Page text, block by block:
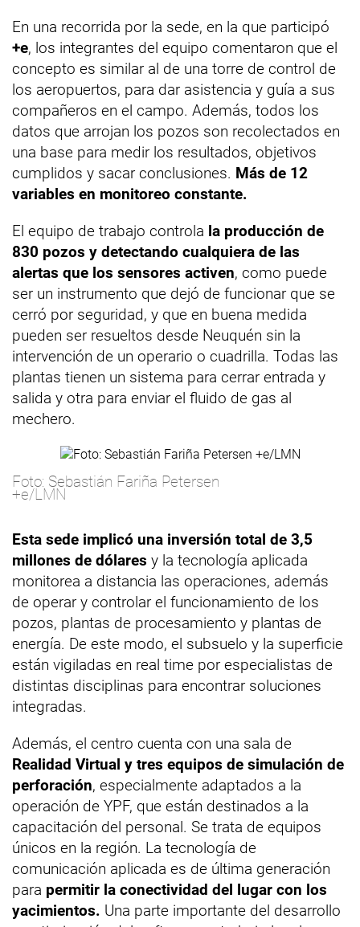
En una recorrida por la sede, en la que participó
+e, los integrantes del equipo comentaron que el
concepto es similar al de una torre de control de
los aeropuertos, para dar asistencia y guía a sus
compañeros en el campo. Además, todos los
datos que arrojan los pozos son recolectados en
una base para medir los resultados, objetivos
cumplidos y sacar conclusiones. Más de 12
variables en monitoreo constante.
El equipo de trabajo controla la producción de
830 pozos y detectando cualquiera de las
alertas que los sensores activen, como puede
ser un instrumento que dejó de funcionar que se
cerró por seguridad, y que en buena medida
pueden ser resueltos desde Neuquén sin la
intervención de un operario o cuadrilla. Todas las
plantas tienen un sistema para cerrar entrada y
salida y otra para enviar el fluido de gas al
mechero.
Foto: Sebastián Fariña Petersen
+e/LMN
Esta sede implicó una inversión total de 3,5
millones de dólares y la tecnología aplicada
monitorea a distancia las operaciones, además
de operar y controlar el funcionamiento de los
pozos, plantas de procesamiento y plantas de
energía. De este modo, el subsuelo y la superficie
están vigiladas en real time por especialistas de
distintas disciplinas para encontrar soluciones
integradas.
Además, el centro cuenta con una sala de
Realidad Virtual y tres equipos de simulación de
perforación, especialmente adaptados a la
operación de YPF, que están destinados a la
capacitación del personal. Se trata de equipos
únicos en la región. La tecnología de
comunicación aplicada es de última generación
para permitir la conectividad del lugar con los
yacimientos. Una parte importante del desarrollo